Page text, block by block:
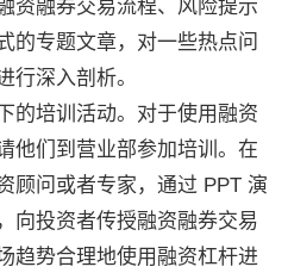
资融券交易流程、风险提示
的专题文章，对一些热点问
行深入剖析。
的培训活动。对于使用融资
他们到营业部参加培训。在
顾问或者专家，通过 PPT 演
向投资者传授融资融券交易
趋势合理地使用融资杠杆进